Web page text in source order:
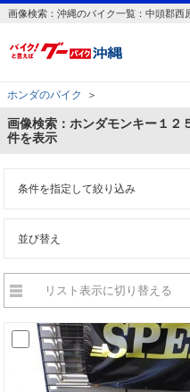
画像検索：沖縄のバイク一覧：中頭郡
ホンダのバイク ＞
画像検索：ホンダモンキー１２
件を表示
条件を指定して絞り込み
並び替え
リスト表示に切り替える